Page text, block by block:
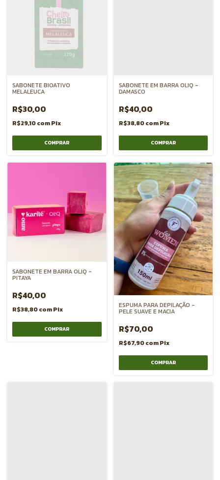
SABONETE BIOATIVO
MELALEUCA
R$30,00
R$29,10comPix
SABONETE EM BARRA OLIQ -
DAMASCO
R$40,00
R$38,80comPix
SABONETE EM BARRA OLIQ -
PITAYA
R$40,00
R$38,80comPix
ESPUMA PARA DEPILAÇÃO -
PELE SUAVE E MACIA
R$70,00
R$67,90comPix